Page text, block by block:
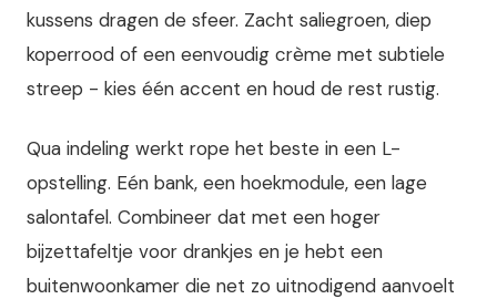
kussens dragen de sfeer. Zacht saliegroen, diep
koperrood of een eenvoudig crème met subtiele
streep - kies één accent en houd de rest rustig.
Qua indeling werkt rope het beste in een L-
opstelling. Eén bank, een hoekmodule, een lage
salontafel. Combineer dat met een hoger
bijzettafeltje voor drankjes en je hebt een
buitenwoonkamer die net zo uitnodigend aanvoelt